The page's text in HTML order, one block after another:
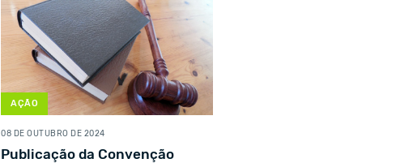
AÇÃO
08 DE OUTUBRO DE 2024
Publicação da Convenção